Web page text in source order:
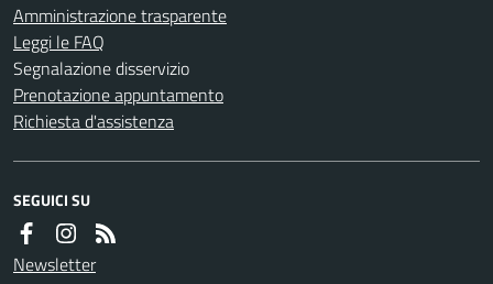
Amministrazione trasparente
Leggi le FAQ
Segnalazione disservizio
Prenotazione appuntamento
Richiesta d'assistenza
SEGUICI SU
Newsletter